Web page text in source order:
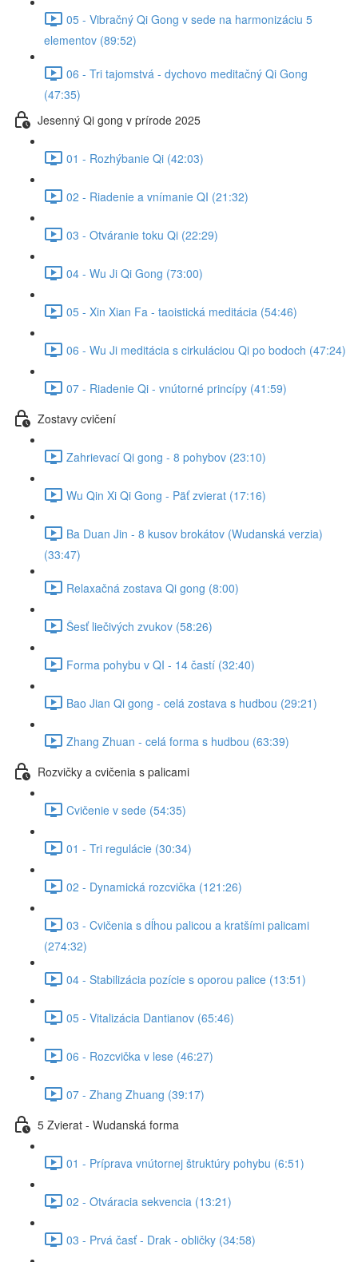
05 - Vibračný Qi Gong v sede na harmonizáciu 5
elementov (89:52)
06 - Tri tajomstvá - dychovo meditačný Qi Gong
(47:35)
Jesenný Qi gong v prírode 2025
01 - Rozhýbanie Qi (42:03)
02 - Riadenie a vnímanie QI (21:32)
03 - Otváranie toku Qi (22:29)
04 - Wu Ji Qi Gong (73:00)
05 - Xin Xian Fa - taoistická meditácia (54:46)
06 - Wu Ji meditácia s cirkuláciou Qi po bodoch (47:24)
07 - Riadenie Qi - vnútorné princípy (41:59)
Zostavy cvičení
Zahrievací Qi gong - 8 pohybov (23:10)
Wu Qin Xi Qi Gong - Päť zvierat (17:16)
Ba Duan Jin - 8 kusov brokátov (Wudanská verzia)
(33:47)
Relaxačná zostava Qi gong (8:00)
Šesť liečivých zvukov (58:26)
Forma pohybu v QI - 14 častí (32:40)
Bao Jian Qi gong - celá zostava s hudbou (29:21)
Zhang Zhuan - celá forma s hudbou (63:39)
Rozvičky a cvičenia s palicami
Cvičenie v sede (54:35)
01 - Tri regulácie (30:34)
02 - Dynamická rozcvička (121:26)
03 - Cvičenia s dĺhou palicou a kratšími palicami
(274:32)
04 - Stabilizácia pozície s oporou palice (13:51)
05 - Vitalizácia Dantianov (65:46)
06 - Rozcvička v lese (46:27)
07 - Zhang Zhuang (39:17)
5 Zvierat - Wudanská forma
01 - Príprava vnútornej štruktúry pohybu (6:51)
02 - Otváracia sekvencia (13:21)
03 - Prvá časť - Drak - obličky (34:58)